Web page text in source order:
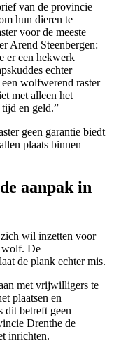
van de provincie
hun dieren te
voor de meeste
Arend Steenbergen:
er een hekwerk
echter
wolfwerend raster
met alleen het
tijd en geld.”
geen garantie biedt
plaats binnen
aanpak in
wil inzetten voor
wolf. De
de plank echter mis.
met vrijwilligers te
plaatsen en
dit betreft geen
Drenthe de
inrichten.